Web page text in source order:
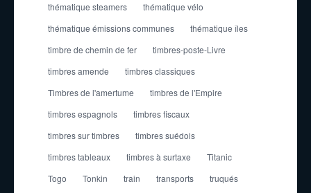
thématique steamers
thématique vélo
thématique émissions communes
thématique îles
timbre de chemin de fer
timbres-poste-Livre
timbres amende
timbres classiques
Timbres de l'amertume
timbres de l'Empire
timbres espagnols
timbres fiscaux
timbres sur timbres
timbres suédois
timbres tableaux
timbres à surtaxe
Titanic
Togo
Tonkin train transports
truqués